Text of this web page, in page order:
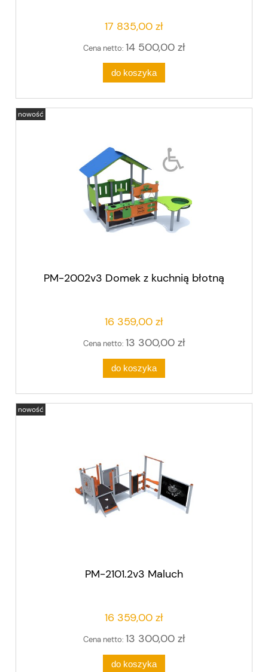
17 835,00 zł
Cena netto: 14 500,00 zł
do koszyka
PM-2002v3 Domek z kuchnią błotną
16 359,00 zł
Cena netto: 13 300,00 zł
do koszyka
nowość
PM-2101.2v3 Maluch
16 359,00 zł
Cena netto: 13 300,00 zł
do koszyka
nowość